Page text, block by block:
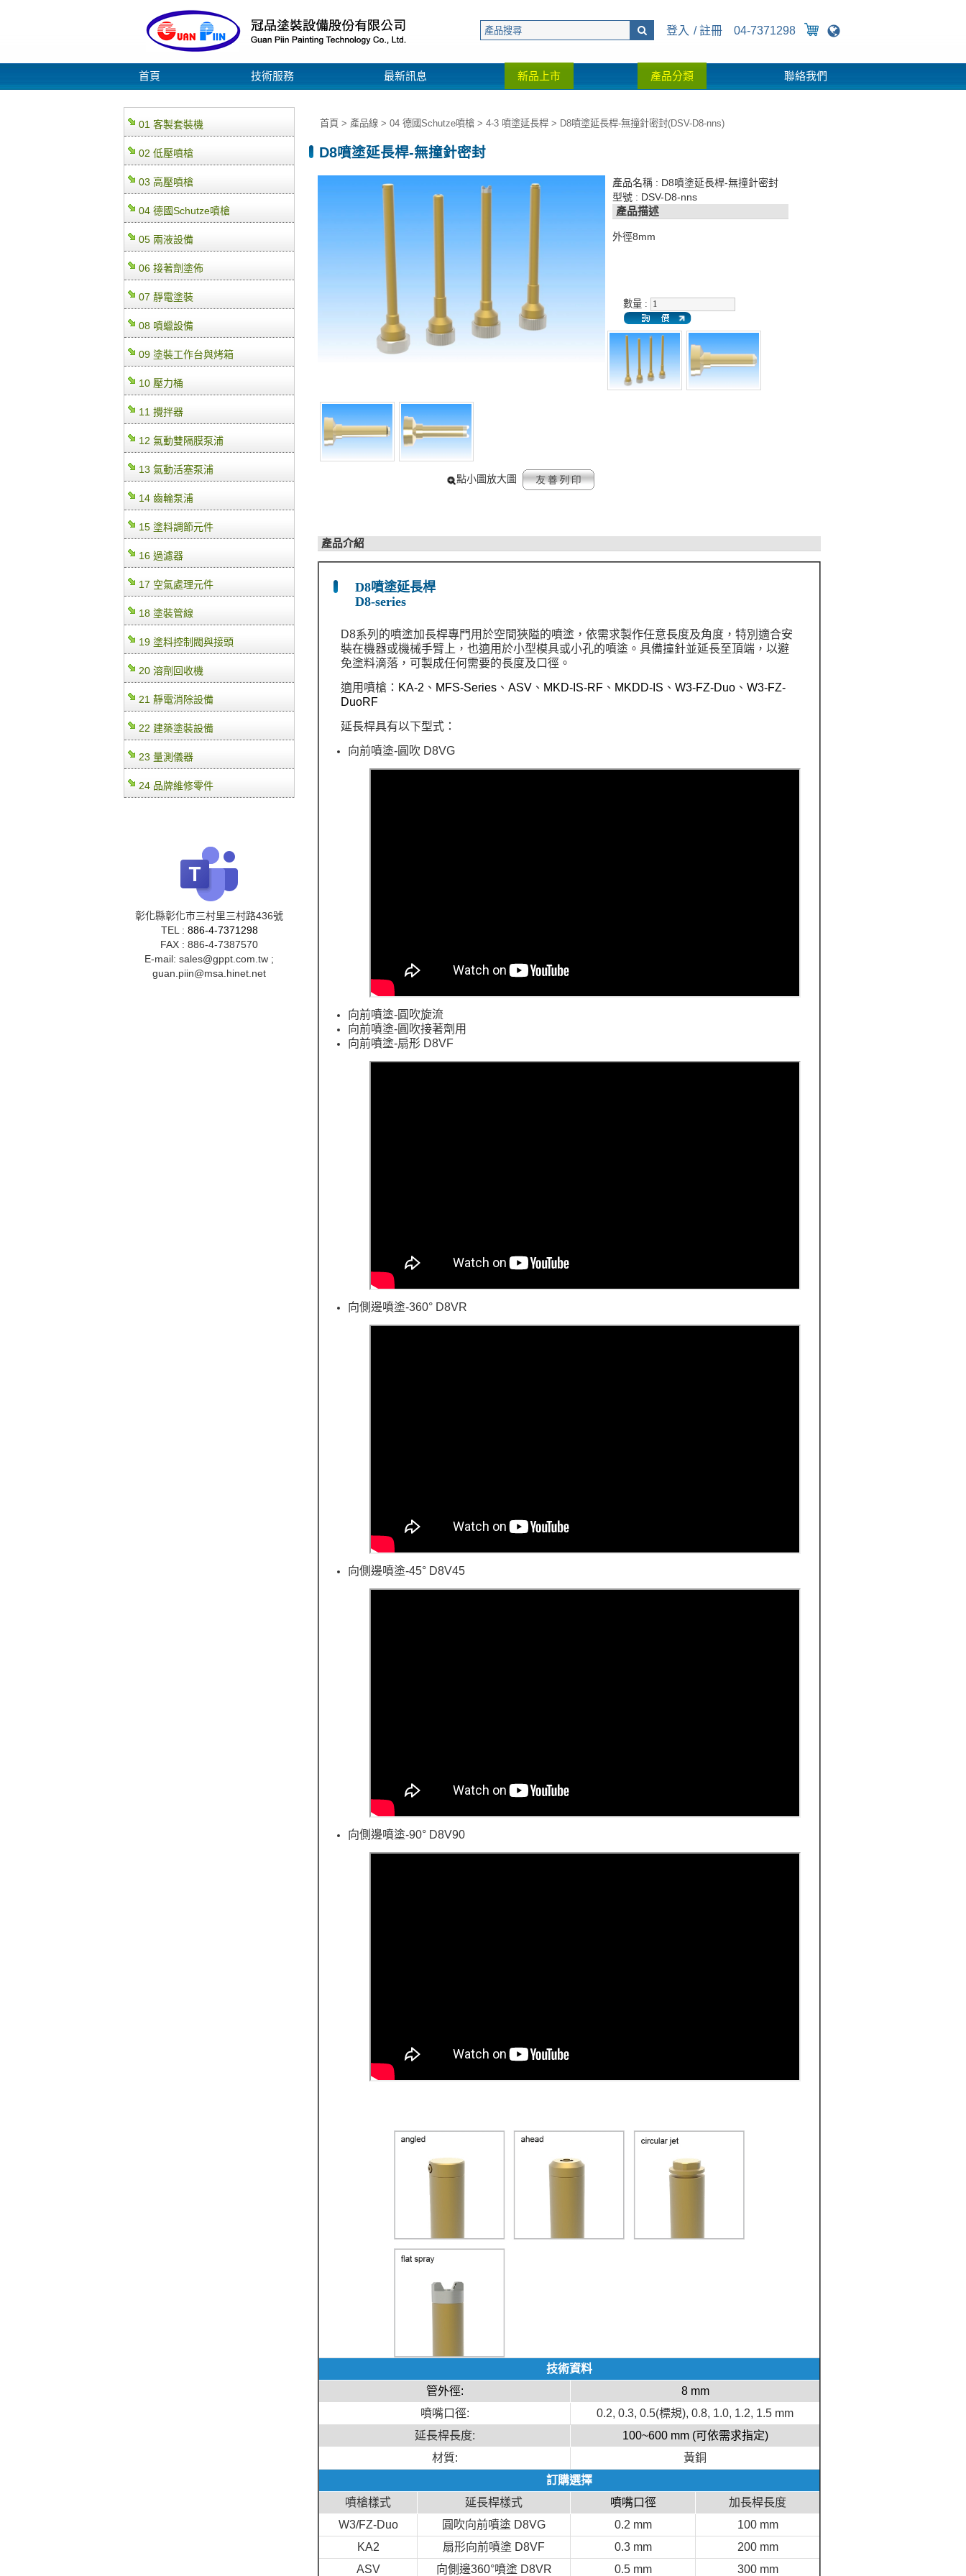
登入 註冊 04-7371298
首頁 技術服務 最新訊息 新品上市 產品分類 聯絡我們
首頁 > 產品線 > 04 德國Schutze噴槍 > 4-3 噴塗延長桿 > D8噴塗延長桿-無撞針密封(DSV-D8-nns)
D8噴塗延長桿-無撞針密封
產品名稱 : D8噴塗延長桿-無撞針密封
型號 : DSV-D8-nns
產品描述
外徑8mm
數量 :
點小圖放大圖
產品介紹
D8噴塗延長桿
D8-series
D8系列的噴塗加長桿專門用於空間狹隘的噴塗，依需求製作任意長度及角度，特別適合安
裝在機器或機械手臂上，也適用於小型模具或小孔的噴塗。具備撞針並延長至頂端，以避
免塗料滴落，可製成任何需要的長度及口徑。
適用噴槍： KA-2 、 MFS-Series 、 ASV 、 MKD-IS-RF 、 MKDD-IS 、 W3-FZ-Duo 、 W3-FZ-
DuoRF
延長桿具有以下型式：
向前噴塗-圓吹 D8VG
向前噴塗-圓吹旋流
向前噴塗-圓吹接著劑用
向前噴塗-扇形 D8VF
向側邊噴塗-360° D8VR
向側邊噴塗-45° D8V45
向側邊噴塗-90° D8V90
技術資料
管外徑:
8 mm
噴嘴口徑:
0.2, 0.3, 0.5(標規), 0.8, 1.0, 1.2, 1.5 mm
延長桿長度:
100~600 mm (可依需求指定)
材質:
黃銅
訂購選擇
噴槍樣式
延長桿樣式 噴嘴口徑
加長桿長度
W3/FZ-Duo
圓吹向前噴塗 D8VG 0.2 mm
100 mm
KA2
扇形向前噴塗 D8VF 0.3 mm
200 mm
ASV
向側邊360°噴塗 D8VR 0.5 mm 300 mm
01 客製套裝機
02 低壓噴槍
03 高壓噴槍
04 德國Schutze噴槍
05 兩液設備
06 接著劑塗佈
07 靜電塗裝
08 噴蠟設備
09 塗裝工作台與烤箱
10 壓力桶
11 攪拌器
12 氣動雙隔膜泵浦
13 氣動活塞泵浦
14 齒輪泵浦
15 塗料調節元件
16 過濾器
17 空氣處理元件
18 塗裝管線
19 塗料控制閥與接頭
20 溶劑回收機
21 靜電消除設備
22 建築塗裝設備
23 量測儀器
24 品牌維修零件
彰化縣彰化市三村里三村路436號
TEL : 886-4-7371298
FAX : 886-4-7387570
E-mail: sales@gppt.com.tw ;
guan.piin@msa.hinet.net